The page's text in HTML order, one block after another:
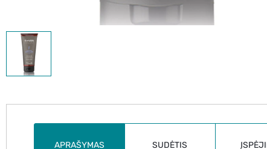
APRAŠYMAS SUDĖTIS